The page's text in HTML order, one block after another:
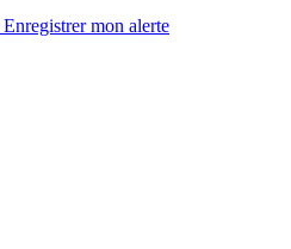
Enregistrermon alerte